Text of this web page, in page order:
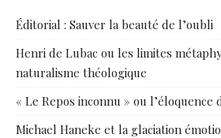
Éditorial : Sauver la beauté de l’oubli
Henri de Lubac ou les limites
naturalisme théologique
« Le Repos inconnu » ou l’éloquence
Michael Haneke et la glaciation